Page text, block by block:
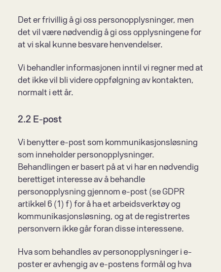
Det er frivillig å gi oss personopplysninger, men
det vil være nødvendig å gi oss opplysningene for
at vi skal kunne besvare henvendelser.
Vi behandler informasjonen inntil vi regner med at
det ikke vil bli videre oppfølgning av kontakten,
normalt i ett år.
2.2 E-post
Vi benytter e-post som kommunikasjonsløsning
som inneholder personopplysninger.
Behandlingen er basert på at vi har en nødvendig
berettiget interesse av å behandle
personopplysning gjennom e-post (se GDPR
artikkel 6 (1) f) for å ha et arbeidsverktøy og
kommunikasjonsløsning, og at de registrertes
personvern ikke går foran disse interessene.
Hva som behandles av personopplysninger i e-
poster er avhengig av e-postens formål og hva